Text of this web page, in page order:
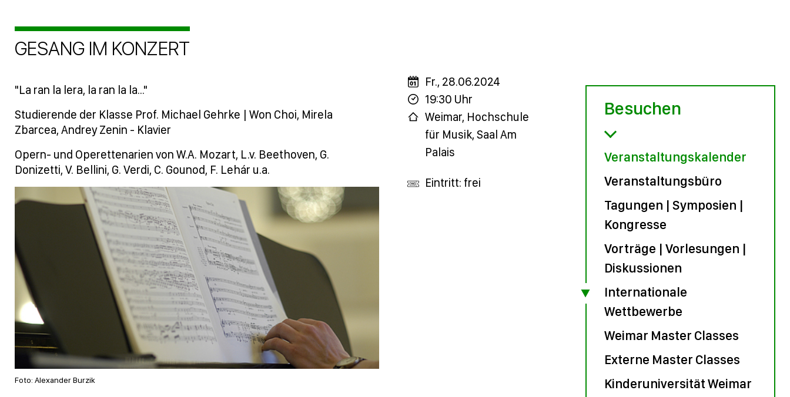
GESANG IM KONZERT
"La ran la lera, la ran la la..."
Studierende der Klasse Prof. Michael Gehrke | Won Choi, Mirela
Zbarcea, Andrey Zenin - Klavier
Opern- und Operettenarien von W.A. Mozart, L.v. Beethoven, G.
Donizetti, V. Bellini, G. Verdi, C. Gounod, F. Lehár u.a.
Foto: Alexander Burzik
Fr., 28.06.2024
19:30 Uhr
Weimar, Hochschule
für Musik, Saal Am
Palais
Eintritt: frei
Besuchen
Veranstaltungskalender
Veranstaltungsbüro
Tagungen | Symposien |
Kongresse
Vorträge | Vorlesungen |
Diskussionen
Internationale
Wettbewerbe
Weimar Master Classes
Externe Master Classes
Kinderuniversität Weimar